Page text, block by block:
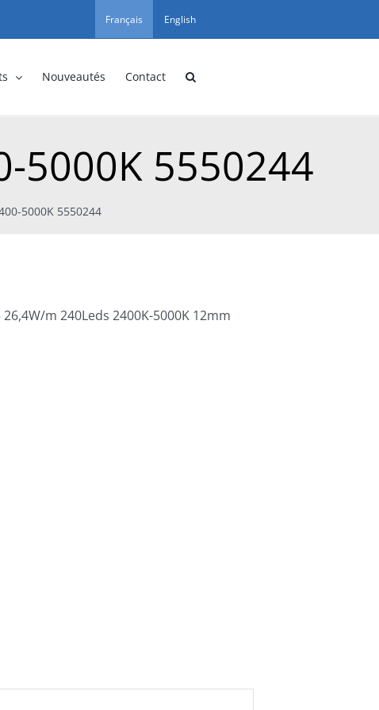
Français English
Nouveautés Contact
5000K 5550244
5000K 5550244
26,4W/m 240Leds 2400K-5000K 12mm